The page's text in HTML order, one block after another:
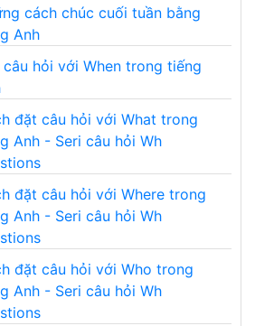
cách chúc cuối tuần bằng
Anh
hỏi với When trong tiếng
đặt câu hỏi với What trong
Anh - Seri câu hỏi Wh
đặt câu hỏi với Where trong
Anh - Seri câu hỏi Wh
đặt câu hỏi với Who trong
Anh - Seri câu hỏi Wh